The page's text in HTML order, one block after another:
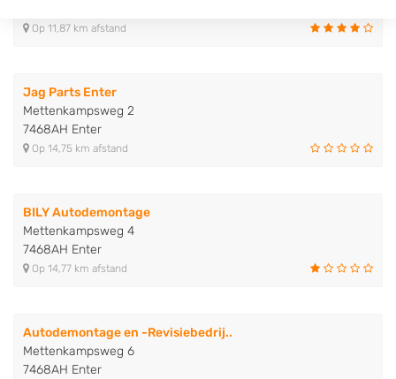
Op 11,87 km afstand
Jag Parts Enter
Mettenkampsweg 2
7468AH Enter
Op 14,75 km afstand
BILY Autodemontage
Mettenkampsweg 4
7468AH Enter
Op 14,77 km afstand
Autodemontage en -Revisiebedrij..
Mettenkampsweg 6
7468AH Enter